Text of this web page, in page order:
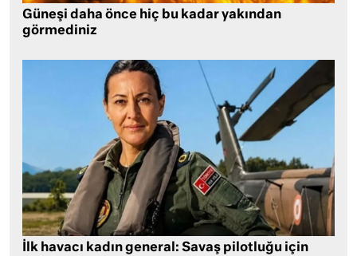
Güneşi daha önce hiç bu kadar yakından
görmediniz
İlk havacı kadın general: Savaş pilotluğu için